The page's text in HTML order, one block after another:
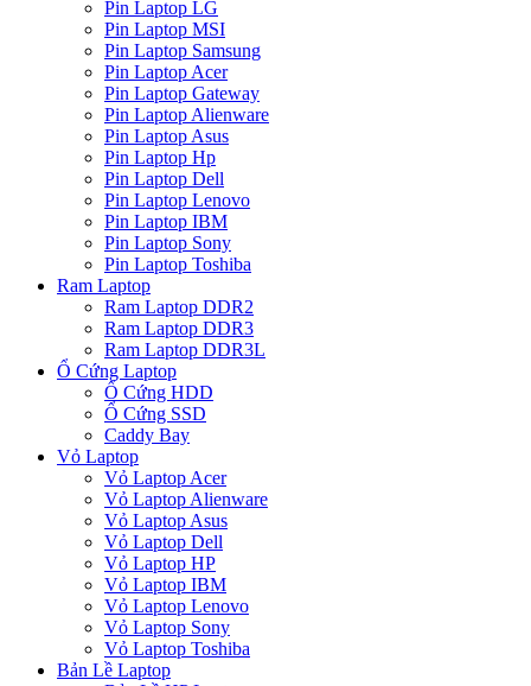
Pin Laptop LG
Pin Laptop MSI
Pin Laptop Samsung
Pin Laptop Acer
Pin Laptop Gateway
Pin Laptop Alienware
Pin Laptop Asus
Pin Laptop Hp
Pin Laptop Dell
Pin Laptop Lenovo
Pin Laptop IBM
Pin Laptop Sony
Pin Laptop Toshiba
Ram Laptop
Ram Laptop DDR2
Ram Laptop DDR3
Ram Laptop DDR3L
Ổ Cứng Laptop
Ổ Cứng HDD
Ổ Cứng SSD
Caddy Bay
Vỏ Laptop
Vỏ Laptop Acer
Vỏ Laptop Alienware
Vỏ Laptop Asus
Vỏ Laptop Dell
Vỏ Laptop HP
Vỏ Laptop IBM
Vỏ Laptop Lenovo
Vỏ Laptop Sony
Vỏ Laptop Toshiba
Bản Lề Laptop